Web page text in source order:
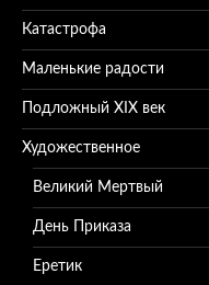
Катастрофа
Маленькие радости
Подложный XIX век
Художественное
Великий Мертвый
День Приказа
Еретик